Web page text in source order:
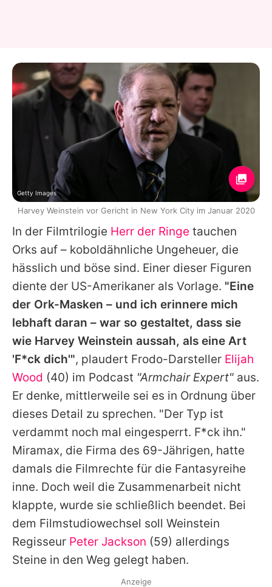
In der Filmtrilogie Herr der Ringe tauchen
Orks auf – koboldähnliche Ungeheuer, die
hässlich und böse sind. Einer dieser Figuren
diente der US-Amerikaner als Vorlage. "Eine
der Ork-Masken – und ich erinnere mich
lebhaft daran – war so gestaltet, dass sie
wie Harvey Weinstein aussah, als eine Art
'F*ck dich'", plaudert Frodo-Darsteller Elijah
Wood (40) im Podcast "Armchair Expert" aus.
Er denke, mittlerweile sei es in Ordnung über
dieses Detail zu sprechen. "Der Typ ist
verdammt noch mal eingesperrt. F*ck ihn."
Miramax, die Firma des 69-Jährigen, hatte
damals die Filmrechte für die Fantasyreihe
inne. Doch weil die Zusammenarbeit nicht
klappte, wurde sie schließlich beendet. Bei
dem Filmstudiowechsel soll Weinstein
Regisseur Peter Jackson (59) allerdings
Steine in den Weg gelegt haben.
Getty Images
Harvey Weinstein vor Gericht in New York City im Januar 2020
Anzeige